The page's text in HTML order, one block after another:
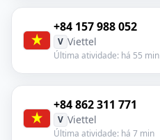
+84 157 988 052
V Viettel
Última atividade: há 55 min
+84 862 311 771
V Viettel
Última atividade: há 7 min